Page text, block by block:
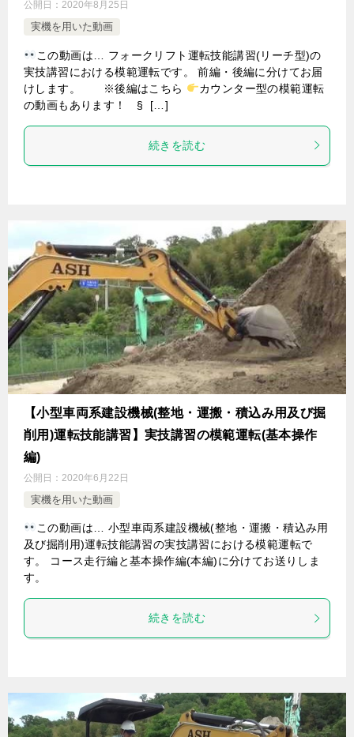
公開日： 2020年8月25日
実機を用いた動画
この動画は… フォークリフト運転技能講習(リーチ型)の
実技講習における模範運転です。 前編・後編に分けてお届
けします。 ※後編はこちら
カウンター型の模範運転
の動画もあります！ § […]
続きを読む
【小型車両系建設機械(整地・運搬・積込み用及び掘
削用)運転技能講習】実技講習の模範運転(基本操作
編)
公開日： 2020年6月22日
実機を用いた動画
この動画は… 小型車両系建設機械(整地・運搬・積込み用
及び掘削用)運転技能講習の実技講習における模範運転で
す。 コース走行編と基本操作編(本編)に分けてお送りしま
す。
続きを読む